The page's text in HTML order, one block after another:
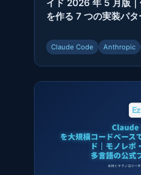
イド 2026 年 5 月版
を作る 7 つの実装パ
Claude Code Anthropic